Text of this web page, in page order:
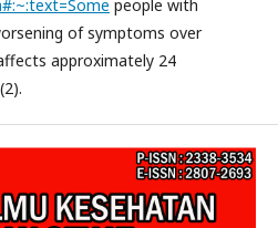
people with
of symptoms over
approximately 24